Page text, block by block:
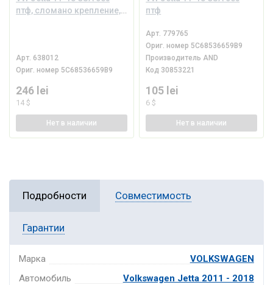
птф, сломано крепление,
Арт. 638012
Ориг. номер 5C68536659B9
246 lei
14 $
Нет в наличии
птф
Арт. 779765
Ориг. номер 5C68536659B9
Производитель AND
Код 30853221
105 lei
6 $
Нет в наличии
Подробности Совместимость
Гарантии
Марка
VOLKSWAGEN
Автомобиль
Volkswagen Jetta 2011 - 2018